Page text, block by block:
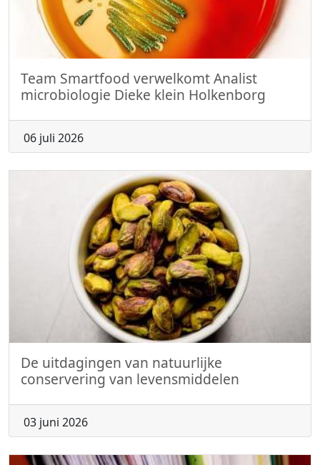
Team Smartfood verwelkomt Analist
microbiologie Dieke klein Holkenborg
06 juli 2026
De uitdagingen van natuurlijke
conservering van levensmiddelen
03 juni 2026